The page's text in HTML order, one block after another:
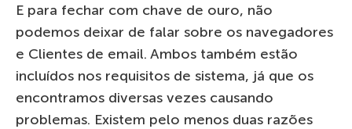
E para fechar com chave de ouro, não
podemos deixar de falar sobre os navegadores
e Clientes de email. Ambos também estão
incluídos nos requisitos de sistema, já que os
encontramos diversas vezes causando
problemas. Existem pelo menos duas razões